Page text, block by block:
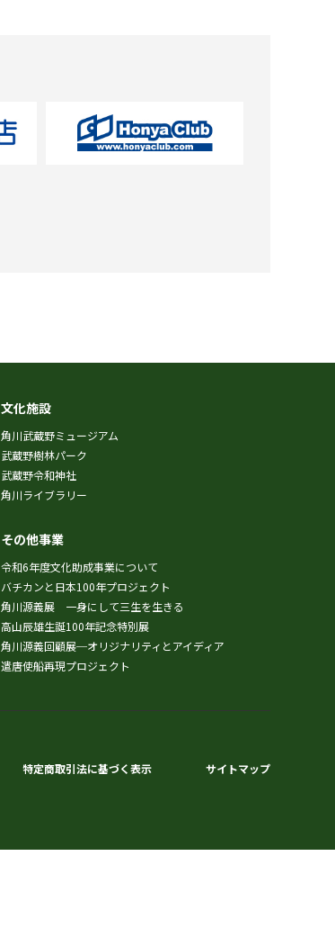
文化施設
角川武蔵野ミュージアム
武蔵野樹林パーク
武蔵野令和神社
角川ライブラリー
その他事業
令和6年度文化助成事業について
バチカンと日本100年プロジェクト
角川源義展 一身にして三生を生きる
高山辰雄生誕100年記念特別展
角川源義回顧展─オリジナリティとアイディア
遣唐使船再現プロジェクト
特定商取引法に基づく表示 サイトマップ